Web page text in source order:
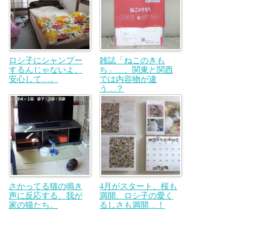
ロシ子にシャンプー
するんじゃないよ、
安心して…。
雑誌「ねこのきも
ち」…、関東と関西
では内容物が違
う…？
さかってる猫の鳴き
声に反応する、我が
家の猫たち。
4月がスタート、桜も
満開、ロシ子の愛く
るしさも満開…！